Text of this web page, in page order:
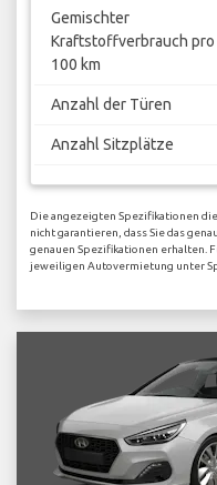
Gemischter
Kraftstoffverbrauch pro
100 km
Anzahl der Türen
Anzahl Sitzplätze
Die angezeigten Spezifikationen
nicht garantieren, dass Sie das
genauen Spezifikationen erhalten.
jeweiligen Autovermietung unter